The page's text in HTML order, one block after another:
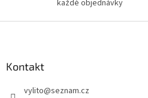
každé objednávky
Kontakt
vylito@seznam.cz